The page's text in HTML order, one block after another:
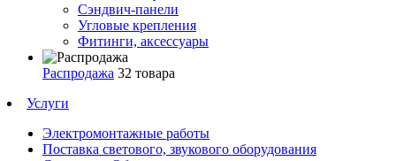
Сэндвич-панели
Угловые крепления
Фитинги, аксессуары
Распродажа 32 товара
Услуги
Электромонтажные работы
Поставка светового, звукового оборудования